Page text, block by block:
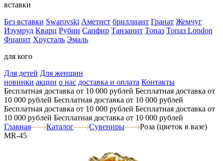
вставки
Без вставки Swarovski Аметист бриллиант Гранат Жемчуг
Изумруд Кварц Рубин Сапфир Танзанит Топаз Топаз London
Фианит Хрусталь Эмаль
для кого
Для детей Для женщин
новинки акции о нас доставка и оплата Контакты
Бесплатная доставка от 10 000 рублей Бесплатная доставка от
10 000 рублей Бесплатная доставка от 10 000 рублей
Бесплатная доставка от 10 000 рублей Бесплатная доставка от
10 000 рублей Бесплатная доставка от 10 000 рублей
Главная
Каталог Сувениры
Роза (цветок в вазе)
MR-45